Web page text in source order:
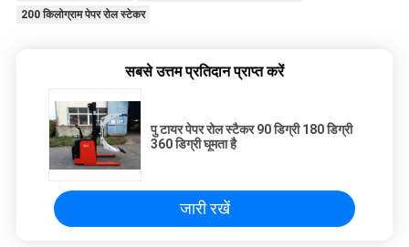
200 किलोग्राम पेपर रोल स्टेकर
सबसे उत्तम प्रतिदान प्राप्त करें
पु टायर पेपर रोल स्टैकर 90 डिग्री 180 डिग्री
360 डिग्री घूमता है
जारी रखें